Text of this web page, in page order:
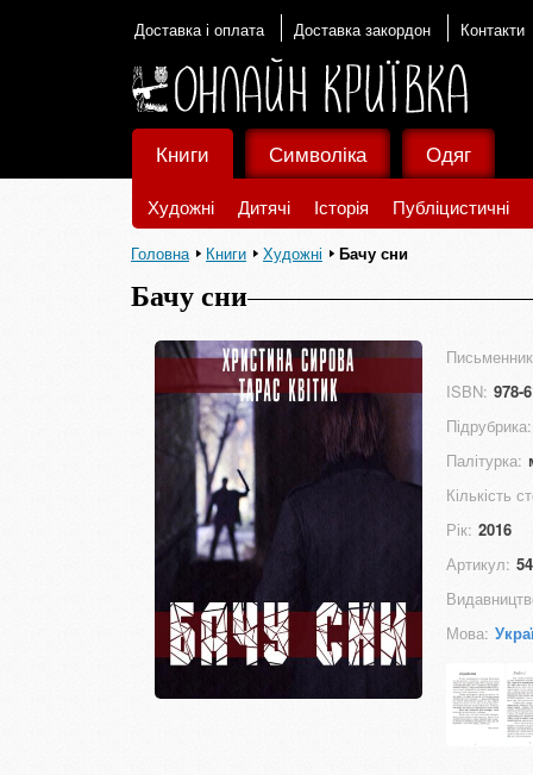
Доставка і оплата Доставка закордон Контакти
Книги
Художні Дитячі Історія Публіцистичні
Символіка Одяг
Головна Книги Художні Бачу сни
Бачу сни
ISBN: 978-
Підрубрика:
Палітурка:
Кількість
Рік: 2016
Артикул:
Мова: